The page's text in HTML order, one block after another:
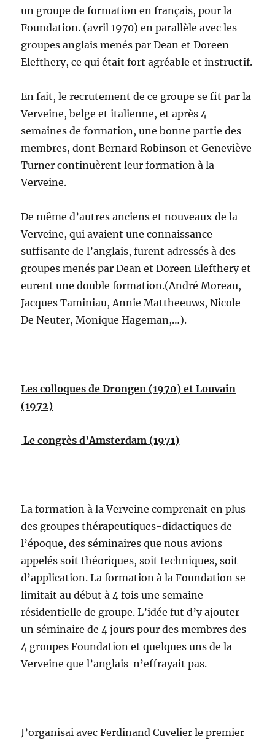
un groupe de formation en français, pour la
Foundation. (avril 1970) en parallèle avec les
groupes anglais menés par Dean et Doreen
Elefthery, ce qui était fort agréable et instructif.
En fait, le recrutement de ce groupe se fit par la
Verveine, belge et italienne, et après 4
semaines de formation, une bonne partie des
membres, dont Bernard Robinson et Geneviève
Turner continuèrent leur formation à la
Verveine.
De même d’autres anciens et nouveaux de la
Verveine, qui avaient une connaissance
suffisante de l’anglais, furent adressés à des
groupes menés par Dean et Doreen Elefthery et
eurent une double formation.(André Moreau,
Jacques Taminiau, Annie Mattheeuws, Nicole
De Neuter, Monique Hageman,…).
Les colloques de Drongen (1970) et Louvain
(1972)
Le congrès d’Amsterdam (1971)
La formation à la Verveine comprenait en plus
des groupes thérapeutiques-didactiques de
l’époque, des séminaires que nous avions
appelés soit théoriques, soit techniques, soit
d’application. La formation à la Foundation se
limitait au début à 4 fois une semaine
résidentielle de groupe. L’idée fut d’y ajouter
un séminaire de 4 jours pour des membres des
4 groupes Foundation et quelques uns de la
Verveine que l’anglais n’effrayait pas.
J’organisai avec Ferdinand Cuvelier le premier